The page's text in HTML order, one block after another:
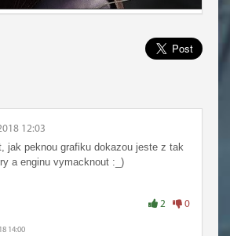
12:03
jak peknou grafiku dokazou jeste z tak
a enginu vymacknout :_)
2 0
14:00